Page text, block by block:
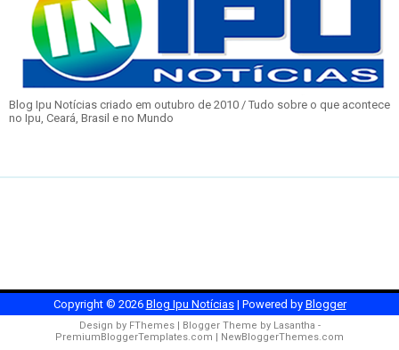
Blog Ipu Notícias criado em outubro de 2010 / Tudo sobre o que acontece
no Ipu, Ceará, Brasil e no Mundo
Copyright © 2026 Blog Ipu Notícias| Powered by Blogger
Design by FThemes| Blogger Theme by Lasantha -
PremiumBloggerTemplates.com
NewBloggerThemes.com